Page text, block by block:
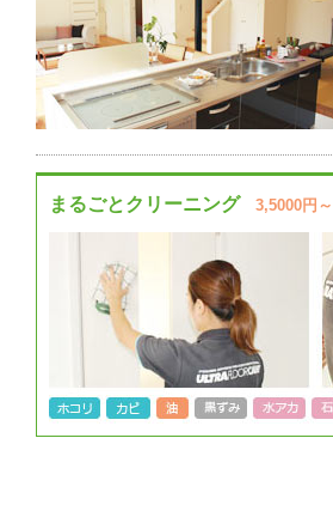
まるごとクリーニング 3,5000円～